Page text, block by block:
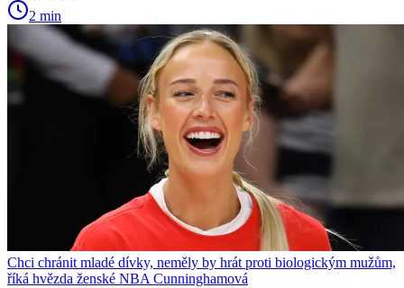
2 min
Chci chránit mladé dívky, neměly by hrát proti biologickým mužům,
říká hvězda ženské NBA Cunninghamová